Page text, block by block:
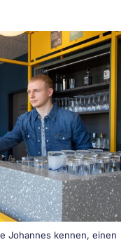
Johannes kennen, einen